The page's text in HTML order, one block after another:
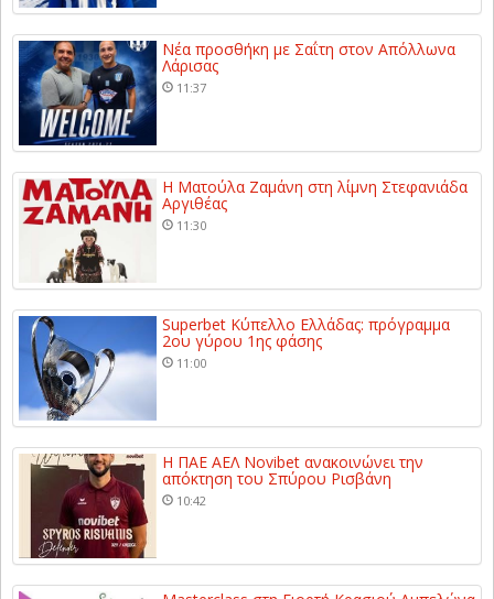
Νέα προσθήκη με Σαΐτη στον Απόλλωνα
Λάρισας
11:37
Η Ματούλα Ζαμάνη στη λίμνη Στεφανιάδα
Αργιθέας
11:30
Superbet Κύπελλο Ελλάδας: πρόγραμμα
2ου γύρου 1ης φάσης
11:00
Η ΠΑΕ ΑΕΛ Novibet ανακοινώνει την
απόκτηση του Σπύρου Ρισβάνη
10:42